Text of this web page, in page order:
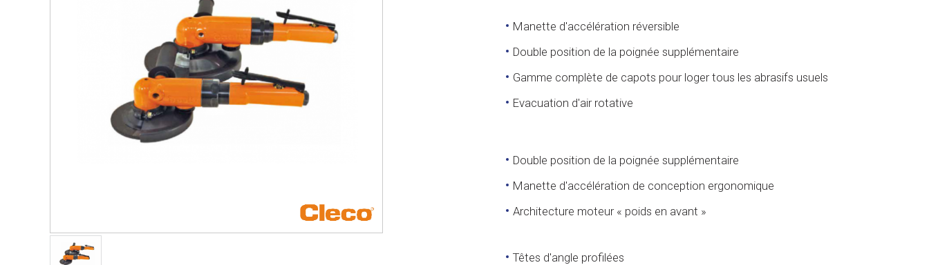
Manette d'accélération réversible
Double position de la poignée supplémentaire
Gamme complète de capots pour loger tous les abrasifs usuels
Evacuation d'air rotative
Double position de la poignée supplémentaire
Manette d'accélération de conception ergonomique
Architecture moteur « poids en avant »
Têtes d'angle profilées